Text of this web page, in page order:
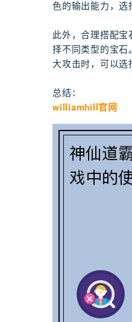
色的输出能力，选
此外，合理搭配
择不同类型的宝石
大攻击时，可以选
总结：
williamhill官网